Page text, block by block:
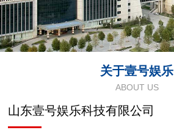
关于壹号娱乐
ABOUT US
山东壹号娱乐科技有限公司